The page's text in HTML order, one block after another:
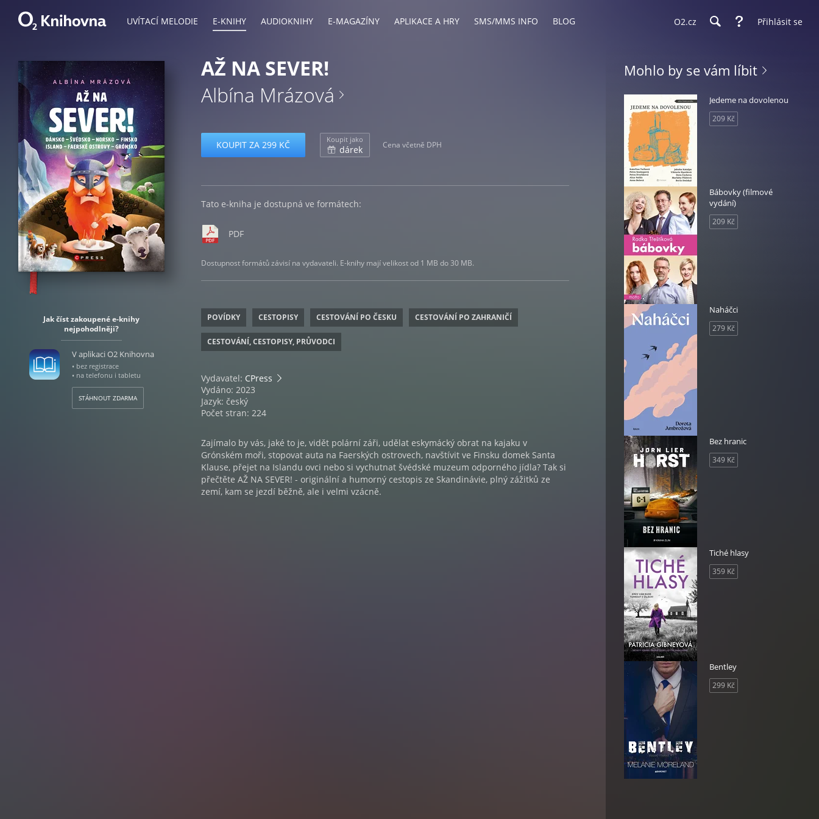
UVÍTACÍ MELODIE E-KNIHY AUDIOKNIHY E-MAGAZÍNY APLIKACE A HRY SMS/MMS INFO BLOG O2.cz Přihlásit se
Jak číst zakoupené e-knihy
nejpohodlněji?
V aplikaci O2 Knihovna
• bez registrace
• na telefonu i tabletu
STÁHNOUT ZDARMA
AŽ NA SEVER!
Albína Mrázová
KOUPIT ZA 299 KČ Koupit jako
dárek Cena včetně DPH
Tato e-kniha je dostupná ve formátech:
PDF
Dostupnost formátů závisí na vydavateli. E-knihy mají velikost od 1 MB do 30 MB.
POVÍDKY CESTOPISY CESTOVÁNÍ PO ČESKU CESTOVÁNÍ PO ZAHRANIČÍ
CESTOVÁNÍ, CESTOPISY, PRŮVODCI
Vydavatel: CPress
Vydáno: 2023
Jazyk: český
Počet stran: 224
Zajímalo by vás, jaké to je, vidět polární záři, udělat eskymácký obrat na kajaku v
Grónském moři, stopovat auta na Faerských ostrovech, navštívit ve Finsku domek Santa
Klause, přejet na Islandu ovci nebo si vychutnat švédské muzeum odporného jídla? Tak si
přečtěte AŽ NA SEVER! - originální a humorný cestopis ze Skandinávie, plný zážitků ze
zemí, kam se jezdí běžně, ale i velmi vzácně.
Mohlo by se vám líbit
Jedeme na dovolenou
209 Kč
Bábovky (filmové
vydání)
209 Kč
Naháčci
279 Kč
Bez hranic
349 Kč
Tiché hlasy
359 Kč
Bentley
299 Kč